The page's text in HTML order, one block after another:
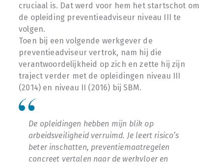
cruciaal is. Dat werd voor hem het startschot om
de opleiding preventieadviseur niveau III te
volgen.
Toen bij een volgende werkgever de
preventieadviseur vertrok, nam hij die
verantwoordelijkheid op zich en zette hij zijn
traject verder met de opleidingen niveau III
(2014) en niveau II (2016) bij SBM.
De opleidingen hebben mijn blik op
arbeidsveiligheid verruimd. Je leert risico’s
beter inschatten, preventiemaatregelen
concreet vertalen naar de werkvloer en